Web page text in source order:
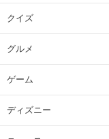
クイズ
グルメ
ゲーム
ディズニー